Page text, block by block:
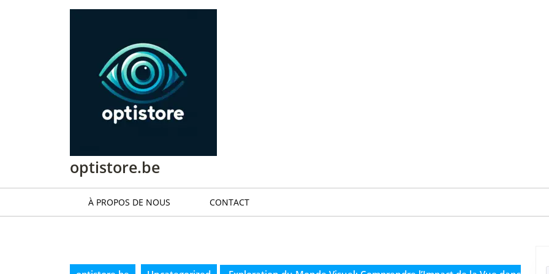
optistore.be
À PROPOS DE NOUS CONTACT